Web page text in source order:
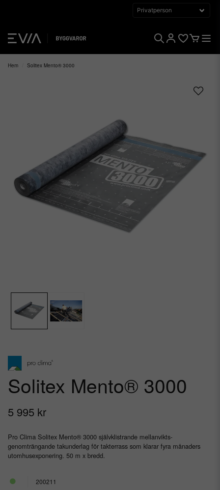
Hem Solitex Mento® 3000
Solitex Mento® 3000
5 995 kr
Pro Clima Solitex Mento® 3000 självklistrande mellanvikts-
genomträngande takunderlag för takterrass som klarar fyra månaders
utomhusexponering. 50 m x bredd.
200211